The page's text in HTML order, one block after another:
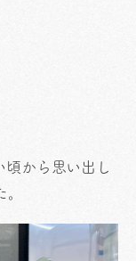
頃から思い出し